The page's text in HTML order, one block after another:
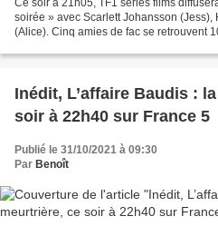
soirée » avec Scarlett Johansson
(Alice). Cinq amies de fac se retrouvent
Inédit, L’affaire Baudis :
soir à 22h40 sur France 5
Publié le 31/10/2021 à 09:30
Par Benoît